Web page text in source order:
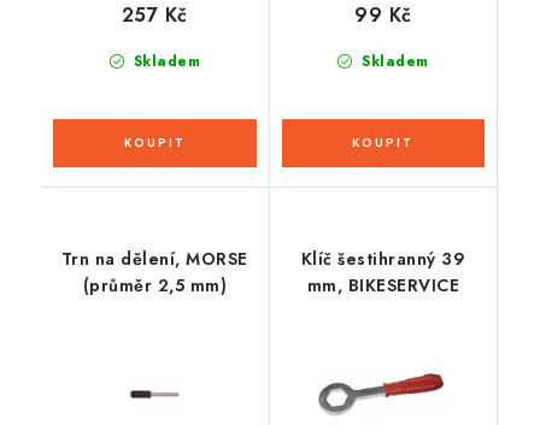
Skladem
257 Kč
Skladem
99 Kč
Trn na dělení, MORSE
(průměr 2,5 mm)
Klíč šestihranný 39
mm, BIKESERVICE